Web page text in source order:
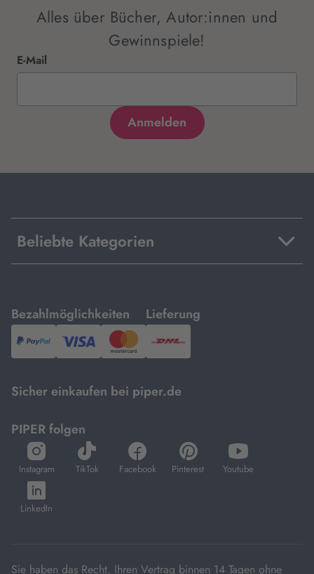
Alles über Bücher, Autor:innen und
Gewinnspiele!
E-Mail
Beliebte Kategorien
Bezahlmöglichkeiten
mit
PayPal,Visa
und
Lieferung
mit
DHL.
Sicher einkaufen bei piper.de
PIPER folgen
Instagram
öffnet
in
neuem
Tab
TikTok
öffnet
in
Facebook
öffnet
in
Pinterest
öffnet
in
Youtube
öffnet
in
LinkedIn
öffnet
in
Sie haben das Recht, Ihren Vertrag binnen 14 Tagen ohne